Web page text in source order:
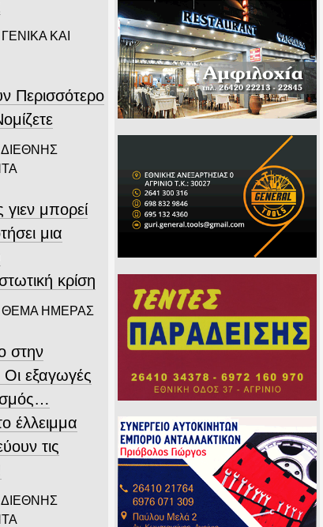
ΓΕΝΙΚΑ ΚΑΙ
Περισσότερο
ΔΙΕΘΝΗΣ
μπορεί
μια
κρίση
ΘΕΜΑ ΗΜΕΡΑΣ
στην
Οι εξαγωγές
έλλειμμα
τις
ΔΙΕΘΝΗΣ